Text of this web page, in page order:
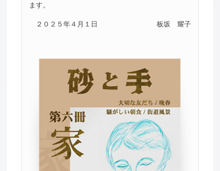
ます。
２０２５年４月１日 板坂 耀子